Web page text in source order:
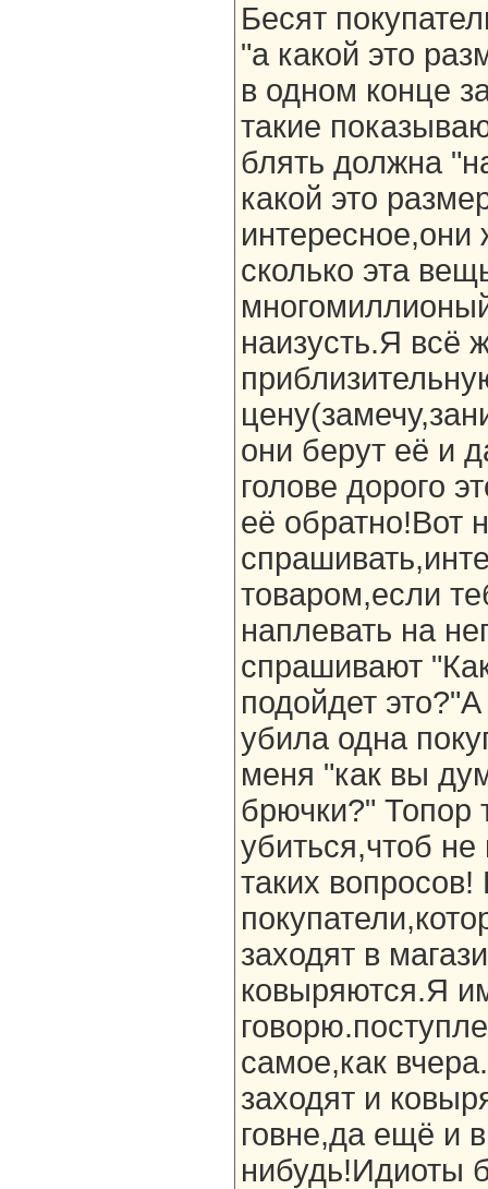
Бесят
"а какой это
в одном конце
такие
блять должна
какой это
сколько эта
наизусть.Я всё
они берут её и
голове дорого
её обратно!Вот
товаром,если
наплевать на
спрашивают
подойдет
убила одна
меня "как вы
брючки?" Топор
убиться,чтоб
таких
заходят в
ковыряются.Я
самое,как
заходят и
говне,да ещё и
нибудь!Идиоты